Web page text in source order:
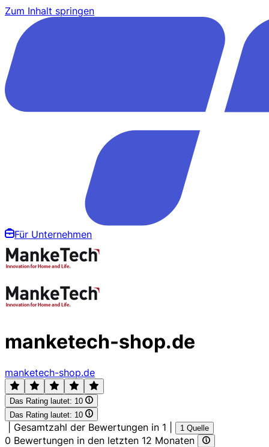
Zum Inhalt springen
Für Unternehmen
manketech-shop.de
manketech-shop.de
Das Rating lautet: 10
Das Rating lautet: 10
Gesamtzahl der Bewertungen in 1 1 Quelle
0 Bewertungen in den letzten 12 Monaten